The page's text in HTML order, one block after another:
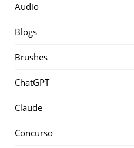
Audio
Blogs
Brushes
ChatGPT
Claude
Concurso